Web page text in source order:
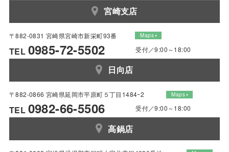
宮崎支店
〒882-0831 宮崎県宮崎市新栄町93番 Maps
TEL 0985-72-5502 受付／9:00～18:00
日向店
〒882-0866 宮崎県延岡市平原町５丁目1484ｰ2 Maps
TEL 0982-66-5506 受付／9:00～18:00
高鍋店